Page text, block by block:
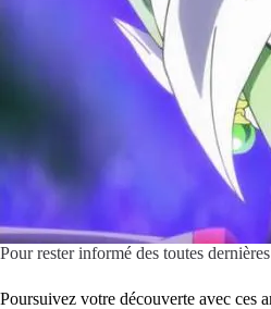
Pour rester informé des toutes
Poursuivez votre découverte avec ces